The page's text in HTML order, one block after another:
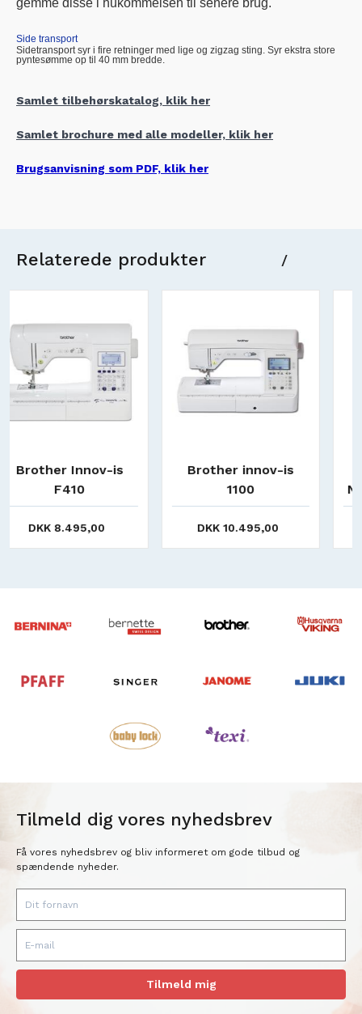
gemme disse i hukommelsen til senere brug.
Side transport
Sidetransport syr i fire retninger med lige og zigzag sting. Syr ekstra store
pyntesømme op til 40 mm bredde.
Samlet tilbehørskatalog, klik her
Samlet brochure med alle modeller, klik her
Brugsanvisning som PDF, klik her
Relaterede produkter /
Brother innov-is
1100
DKK 10.495,00
Brother Innov-is
NV1040SE incl 5 års
garanti og 4 års fri
service.
DKK 9.995,00
Tilmeld dig vores nyhedsbrev
Få vores nyhedsbrev og bliv informeret om gode tilbud og
spændende nyheder.
Tilmeld mig